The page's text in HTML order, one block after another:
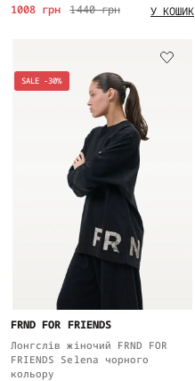
1440 грн
1008 грн У КОШИК
SALE -30%
FRND FOR FRIENDS
Лонгслів жіночий FRND FOR
FRIENDS Selena чорного
кольору